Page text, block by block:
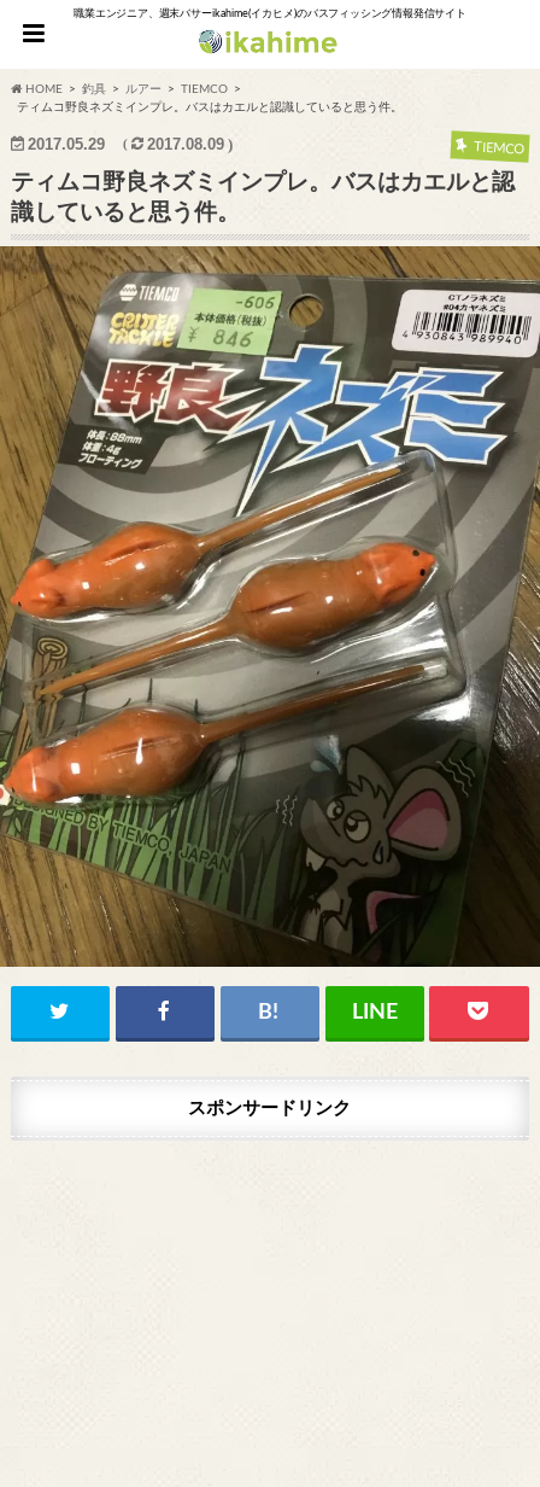
職業エンジニア、週末バサーikahime(イカヒメ)のバスフィッシング情報発信サイト
HOME 釣具 ルアー
TIEMCO
ティムコ野良ネズミインプレ。バスはカエルと認識していると思う件。
2017.05.29 2017.08.09 TIEMCO
ティムコ野良ネズミインプレ。バスはカエルと認
識していると思う件。
スポンサードリンク